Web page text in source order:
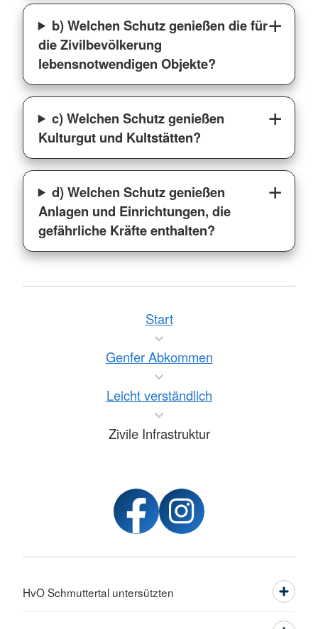
b) Welchen Schutz genießen die für
die Zivilbevölkerung
lebensnotwendigen Objekte?
c) Welchen Schutz genießen
Kulturgut und Kultstätten?
d) Welchen Schutz genießen
Anlagen und Einrichtungen, die
gefährliche Kräfte enthalten?
Start
Genfer Abkommen
Leicht verständlich
Zivile Infrastruktur
HvO Schmuttertal untersützten